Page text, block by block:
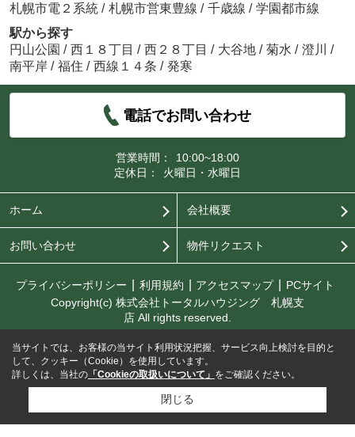
札幌市電２系統 / 札幌市営東豊線 / 千歳線 / 学園都市線
駅から探す
円山公園 / 西１８丁目 / 西２８丁目 / 大谷地 / 菊水 / 澄川
/
南平岸 / 福住 / 西線１４条 / 発寒
電話でお問い合わせ
営業時間：
10:00~18:00
定休日：
火曜日・水曜日
ホーム 会社概要
お問い合わせ 物件リクエスト
プライバシーポリシー 利用規約 アクセスマップ
PCサイト
Copyright(c) 株式会社トータルハウジング 札幌支
店 All rights reserved.
当サイトでは、お客様の当サイト利用状況把握、サービス向上検討を目的と
して、クッキー（Cookie）を使用しています。
詳しくは、当社の 「Cookieの取扱いについて」 をご確認ください。
閉じる